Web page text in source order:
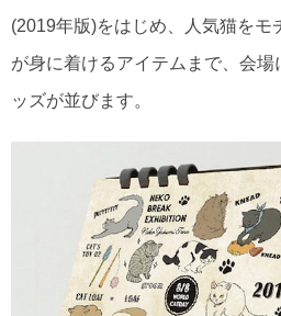
(2019年版)をはじめ、人気猫をモ
が身に着けるアイテムまで、会
ッズが並びます。